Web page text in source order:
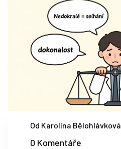
Od Karolína Bělohlávková
0 Komentáře